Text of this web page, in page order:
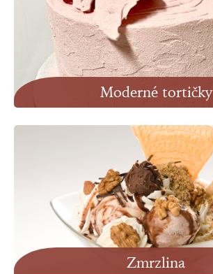
Zobraziť
Moderné tortičky
Zmrzlina